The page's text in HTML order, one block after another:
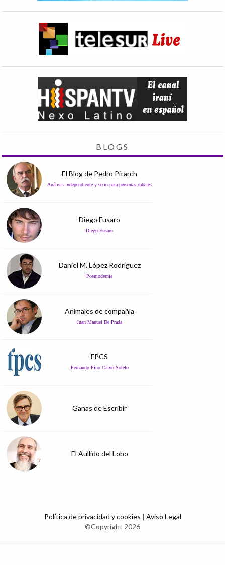
BLOGS
El Blog de Pedro Pitarch
Análisis independiente y serio para personas cabales
Diego Fusaro
Diego Fusaro
Daniel M. López Rodríguez
Posmodernia
Animales de compañía
Juan Manuel De Prada
FPCS
Fernando Pino Calvo Sotelo
Ganas de Escribir
El Aullido del Lobo
Política de privacidad y cookies | Aviso Legal
©Copyright 2026